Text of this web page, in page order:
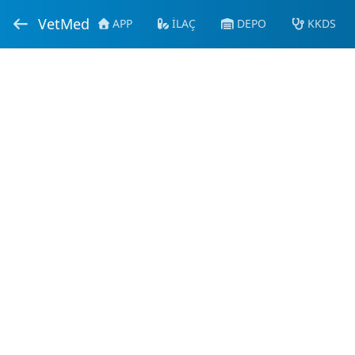
VetMed APP İLAÇ DEPO KKDS